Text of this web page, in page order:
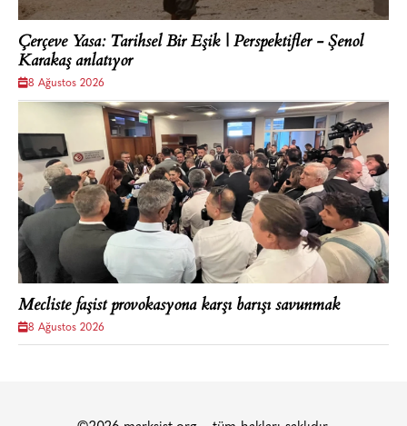
Çerçeve Yasa: Tarihsel Bir Eşik | Perspektifler - Şenol
Karakaş anlatıyor
8 Ağustos 2026
Mecliste faşist provokasyona karşı barışı savunmak
8 Ağustos 2026